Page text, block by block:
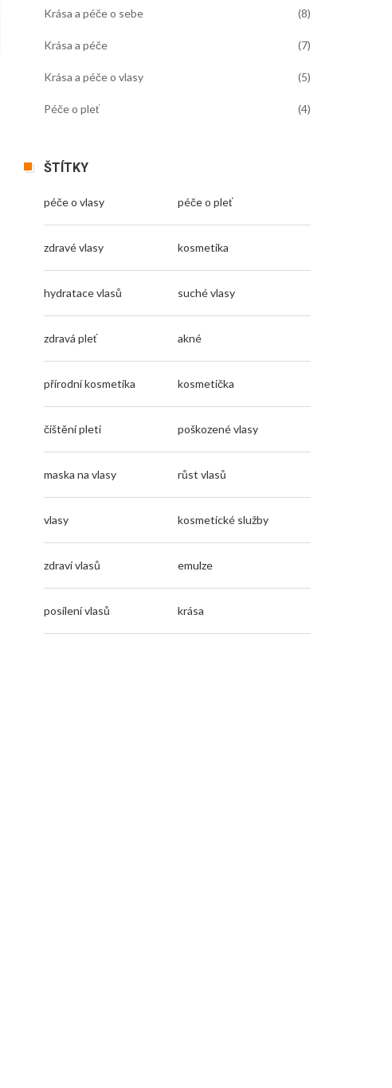
Krása a péče o sebe (8)
Krása a péče (7)
Krása a péče o vlasy (5)
Péče o pleť (4)
ŠTÍTKY
péče o vlasy péče o pleť
zdravé vlasy kosmetika
hydratace vlasů suché vlasy
zdravá pleť akné
přírodní kosmetika kosmetička
čištění pleti poškozené vlasy
maska na vlasy růst vlasů
vlasy kosmetické služby
zdraví vlasů emulze
posílení vlasů krása